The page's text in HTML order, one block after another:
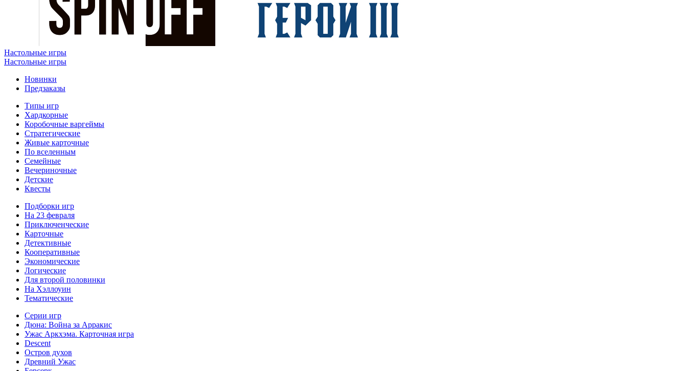
Настольные игры
Настольные игры
Новинки
Предзаказы
Типы игр
Хардкорные
Коробочные варгеймы
Стратегические
Живые карточные
По вселенным
Семейные
Вечериночные
Детские
Квесты
Подборки игр
На 23 февраля
Приключенческие
Карточные
Детективные
Кооперативные
Экономические
Логические
Для второй половинки
На Хэллоуин
Тематические
Серии игр
Дюна: Война за Арракис
Ужас Аркхэма. Карточная игра
Descent
Остров духов
Древний Ужас